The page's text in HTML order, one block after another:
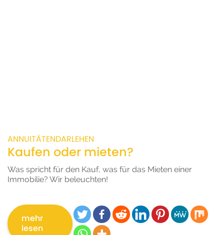
ANNUITÄTENDARLEHEN
Kaufen oder mieten?
Was spricht für den Kauf, was für das Mieten einer
Immobilie? Wir beleuchten!
mehr
lesen